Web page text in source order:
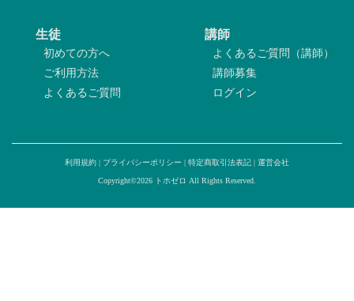
生徒
初めての方へ
ご利用方法
よくあるご質問
講師
よくあるご質問（講師）
講師募集
ログイン
利用規約 | プライバシーポリシー | 特定商取引法表記 | 運営会社
Copyright©2026 トホゼロ All Rights Reserved.